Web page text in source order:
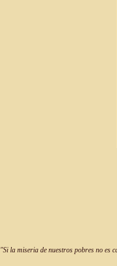
"Si la miseria de nuestros pobres no es